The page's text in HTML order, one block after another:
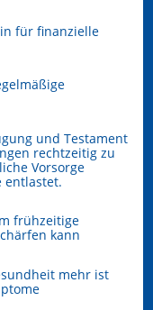
für finanzielle
und Testament
rechtzeitig zu
Vorsorge
entlastet.
frühzeitige
kann
mehr ist